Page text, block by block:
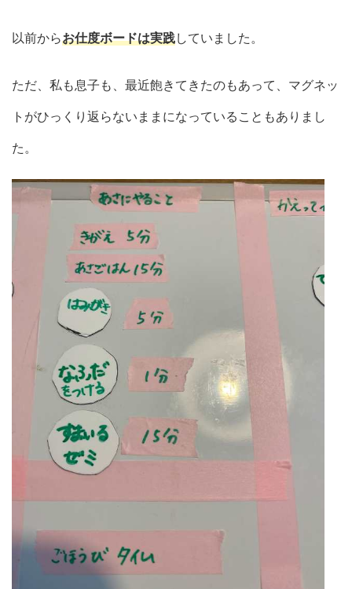
以前からお仕度ボードは実践していました。
ただ、私も息子も、最近飽きてきたのもあって、マグネッ
トがひっくり返らないままになっていることもありまし
た。